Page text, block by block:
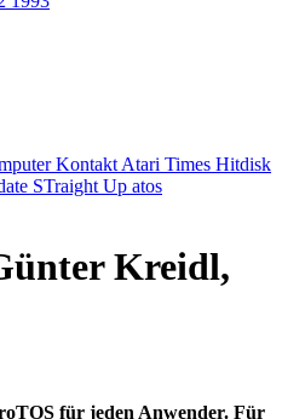
Kontakt Atari Times Hitdisk
STraight Up atos
Kreidl,
für jeden Anwender. Für